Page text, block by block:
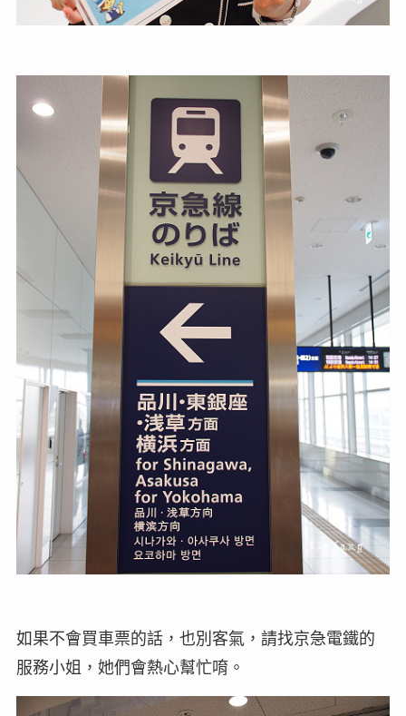
如果不會買車票的話，也別客氣，請找京急電鐵的
服務小姐，她們會熱心幫忙唷。